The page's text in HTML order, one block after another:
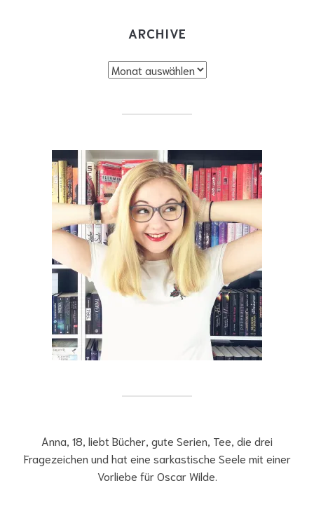
ARCHIVE
Anna, 18, liebt Bücher, gute Serien, Tee, die drei
Fragezeichen und hat eine sarkastische Seele mit einer
Vorliebe für Oscar Wilde.